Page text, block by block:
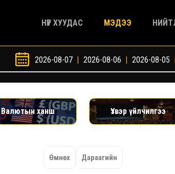
НҮҮР ХУУДАС МЭДЭЭ
2026-08-07 | 2026-08-06 | 2026-08-05 |
Валютын ханш Үзвэр үйлчилгээ
Өмнөх Дараагийн